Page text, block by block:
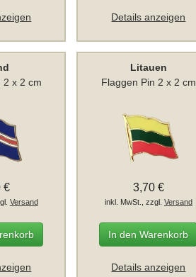
Details anzeigen
2 x 2 cm
€
Versand
Litauen
Flaggen Pin 2 x 2 cm
3,70 €
inkl. MwSt., zzgl. Versand
In den Warenkorb
Details anzeigen